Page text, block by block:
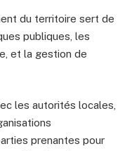
du territoire sert de
publiques, les
et la gestion de
les autorités locales,
prenantes pour